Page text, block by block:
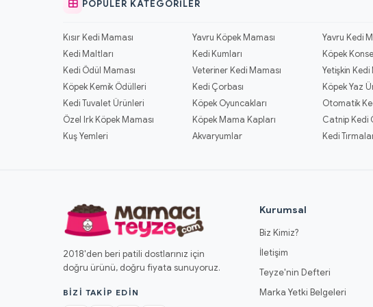
POPÜLER KATEGORILER
Kısır Kedi Maması Yavru Köpek Maması
Yavru Kedi
Kedi Maltları
Kedi Kumları
Köpek
Kedi Ödül Maması
Veteriner Kedi Maması
Yetişkin Kedi
Köpek Kemik Ödülleri
Kedi Çorbası
Köpek Yaz
Kedi Tuvalet Ürünleri
Köpek Oyuncakları
Otomatik
Özel Irk Köpek Maması
Köpek Mama Kapları
Catnip Kedi
Kuş Yemleri
Akvaryumlar Kedi
2018'den beri patili dostlarınız için
doğru ürünü, doğru fiyata sunuyoruz.
BIZI TAKIP EDIN
Kurumsal
Biz Kimiz?
İletişim
Teyze'nin Defteri
Marka Yetki Belgeleri